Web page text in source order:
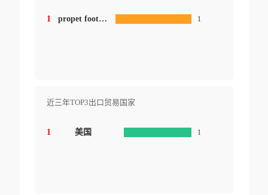
1 propet footwear canada inc. 1
近三年TOP3出口贸易国家
1 美国 1